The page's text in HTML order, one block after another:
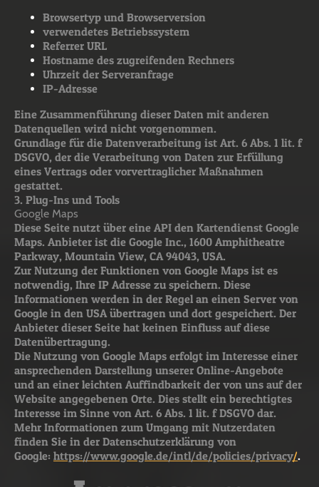
Browsertyp und Browserversion
verwendetes Betriebssystem
Referrer URL
Hostname des zugreifenden Rechners
Uhrzeit der Serveranfrage
IP-Adresse
Eine Zusammenführung dieser Daten mit anderen
Datenquellen wird nicht vorgenommen.
Grundlage für die Datenverarbeitung ist Art. 6 Abs. 1 lit. f
DSGVO, der die Verarbeitung von Daten zur Erfüllung
eines Vertrags oder vorvertraglicher Maßnahmen
gestattet.
3. Plug-Ins und Tools
Google Maps
Diese Seite nutzt über eine API den Kartendienst Google
Maps. Anbieter ist die Google Inc., 1600 Amphitheatre
Parkway, Mountain View, CA 94043, USA.
Zur Nutzung der Funktionen von Google Maps ist es
notwendig, Ihre IP Adresse zu speichern. Diese
Informationen werden in der Regel an einen Server von
Google in den USA übertragen und dort gespeichert. Der
Anbieter dieser Seite hat keinen Einfluss auf diese
Datenübertragung.
Die Nutzung von Google Maps erfolgt im Interesse einer
ansprechenden Darstellung unserer Online-Angebote
und an einer leichten Auffindbarkeit der von uns auf der
Website angegebenen Orte. Dies stellt ein berechtigtes
Interesse im Sinne von Art. 6 Abs. 1 lit. f DSGVO dar.
Mehr Informationen zum Umgang mit Nutzerdaten
finden Sie in der Datenschutzerklärung von
Google: https://www.google.de/intl/de/policies/privacy/.